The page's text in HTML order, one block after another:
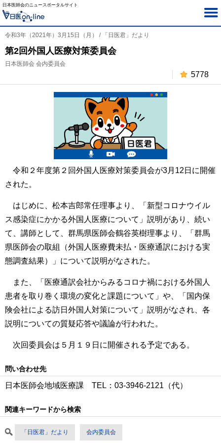
日本医師会のニュースポータルサイト
令和3年（2021年）3月15日（月） / 「日医君」だより
第2回外国人医療対策委員会
日本医師会 会内委員会
5778
令和２年度第２回外国人医療対策委員会が3月12日に開催
された。
はじめに、松本吉郎常任理事より、「新型コロナウイル
ス感染症にかかる外国人医療について」説明があり、続い
て、講師として、群馬県医師会鶴谷英樹理事より、「群馬
県医師会の取組（外国人医療費未払・医療通訳における実
態調査結果）」について説明がなされた。
また、「医療通訳会社からみるコロナ禍における外国人
患者を取り巻く環境の変化と課題について」や、「国内保
険会社による訪日外国人対策について」説明がなされ、各
説明についての質疑応答や議論が行われた。
次回委員会は５月１９日に開催される予定である。
問い合わせ先
日本医師会地域医療課 TEL：03‐3946‐2121（代）
関連キーワードから検索
「日医君」だより 会内委員会